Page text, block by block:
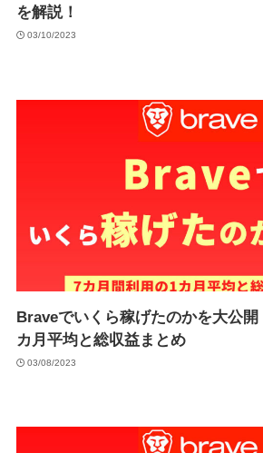
を解説！
03/10/2023
Braveでいくら稼げたのかを大公
カ月平均と総収益まとめ
03/08/2023